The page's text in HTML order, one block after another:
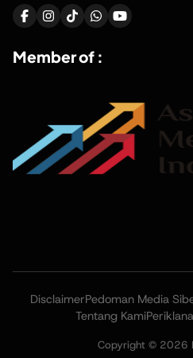
Member of :
DisclaimerPedoman Media
Tentang Kami
Copyright © 2026